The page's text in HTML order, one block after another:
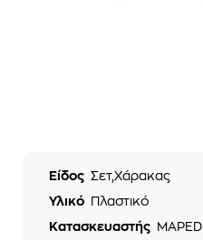
Είδος Σετ,Χάρακας
Υλικό
Πλαστικό
Κατασκευαστής
MAPED